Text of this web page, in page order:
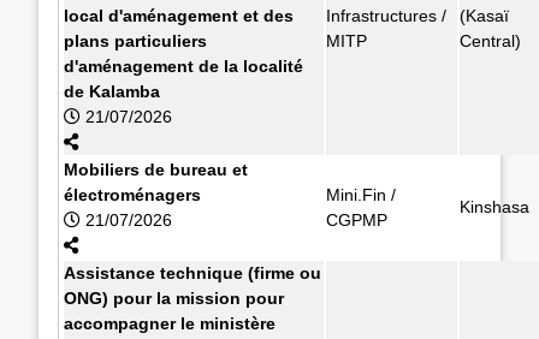
local d'aménagement et des
plans particuliers
d'aménagement de la localité
de Kalamba
21/07/2026
Infrastructures /
MITP
(Kasaï
Central)
Mobiliers de bureau et
électroménagers
21/07/2026
Mini.Fin /
CGPMP
Kinshasa
Assistance technique (firme ou
ONG) pour la mission pour
accompagner le ministère